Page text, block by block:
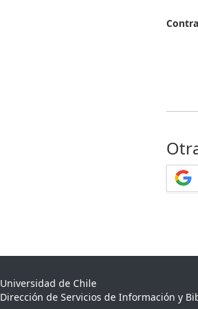
Universidad de Chile
Dirección de Servicios de Información y